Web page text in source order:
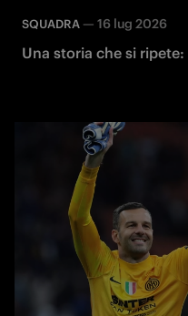
SQUADRA — 16 lug 2026
Una storia che si